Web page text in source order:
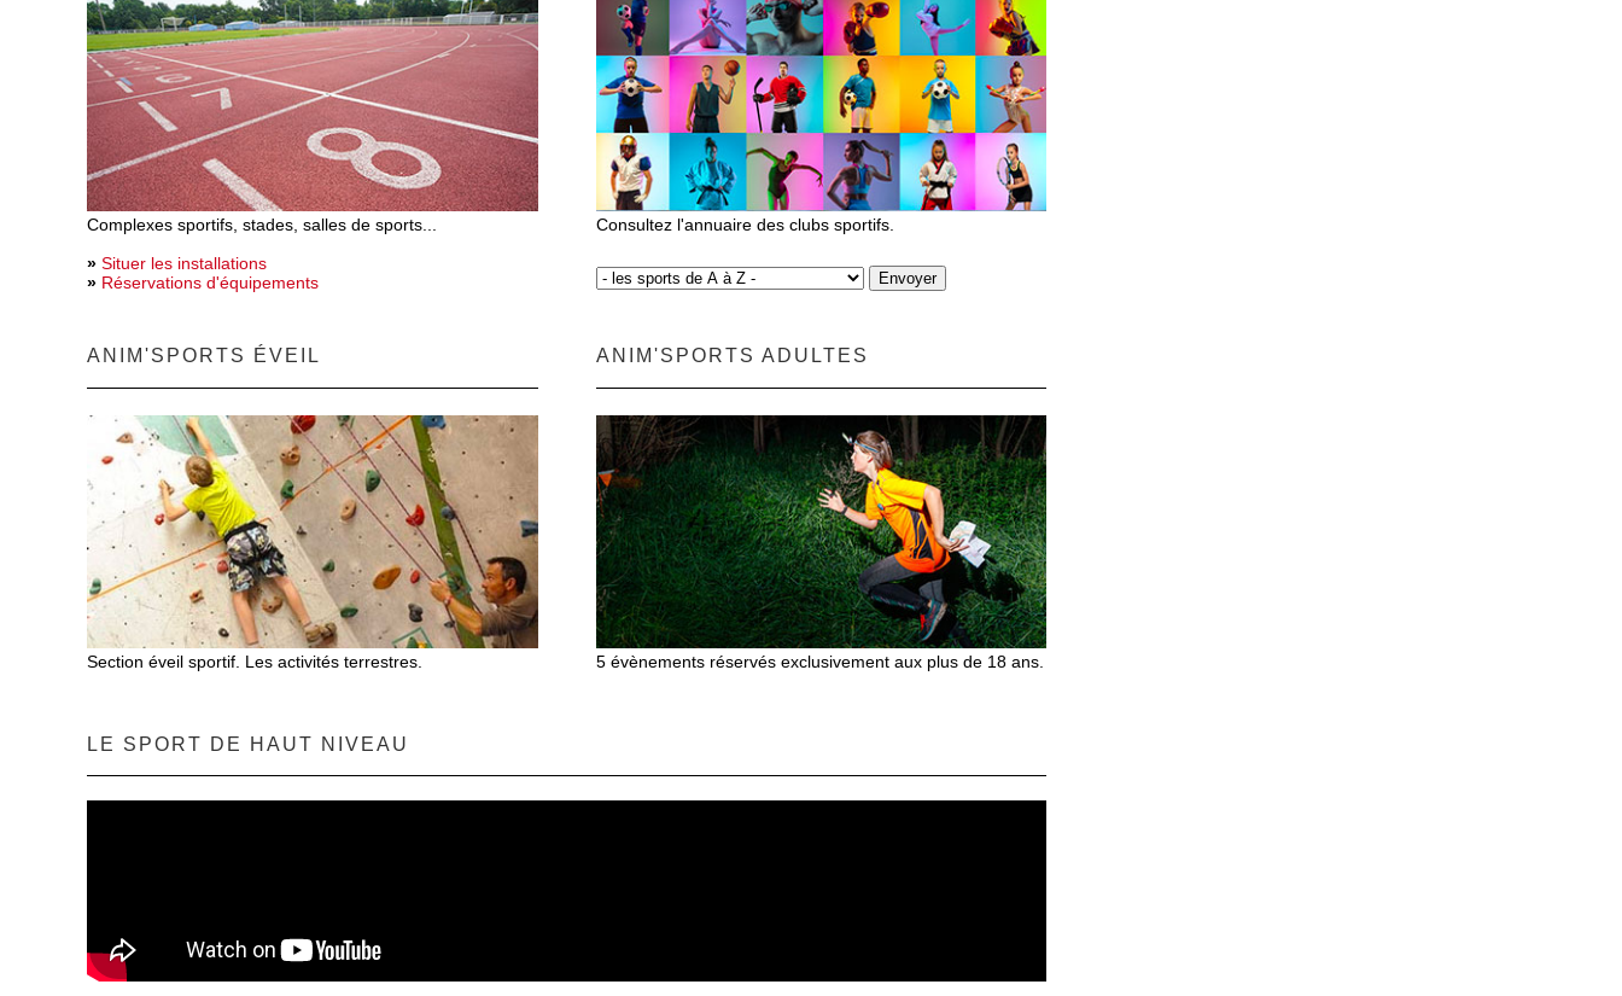
Complexes sportifs, stades, salles de sports...
» Situer les installations
» Réservations d'équipements
Consultez l'annuaire des clubs sportifs.
ANIM'SPORTS ÉVEIL
Section éveil sportif. Les activités terrestres.
ANIM'SPORTS ADULTES
5 évènements réservés exclusivement aux plus de 18 ans.
LE SPORT DE HAUT NIVEAU